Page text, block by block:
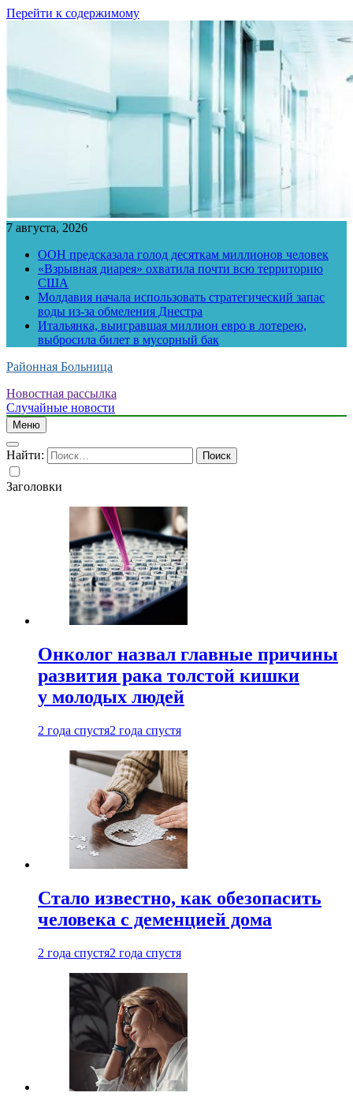
Перейти к содержимому
7 августа, 2026
ООН предсказала голод десяткам миллионов человек
«Взрывная диарея» охватила почти всю территорию
США
Молдавия начала использовать стратегический запас
воды из-за обмеления Днестра
Итальянка, выигравшая миллион евро в лотерею,
выбросила билет в мусорный бак
Районная Больница
Новостная рассылка
Случайные новости
Меню
Найти:
Заголовки
Онколог назвал главные причины
развития рака толстой кишки
у молодых людей
2 года спустя2 года спустя
Стало известно, как обезопасить
человека с деменцией дома
2 года спустя2 года спустя